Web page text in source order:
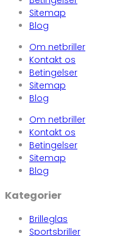
Sitemap
Blog
Om netbriller
Kontakt os
Betingelser
Sitemap
Blog
Om netbriller
Kontakt os
Betingelser
Sitemap
Blog
Kategorier
Brilleglas
Sportsbriller